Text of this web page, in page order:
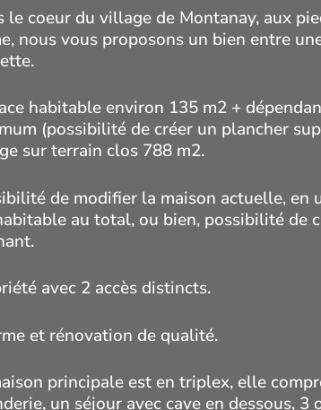
le coeur du village de Montanay, aux
nous vous proposons un bien entre
habitable environ 135 m2 +
(possibilité de créer un plancher
sur terrain clos 788 m2.
de modifier la maison actuelle, en
au total, ou bien, possibilité de
avec 2 accès distincts.
et rénovation de qualité.
principale est en triplex, elle
un séjour avec cave en dessous, 3